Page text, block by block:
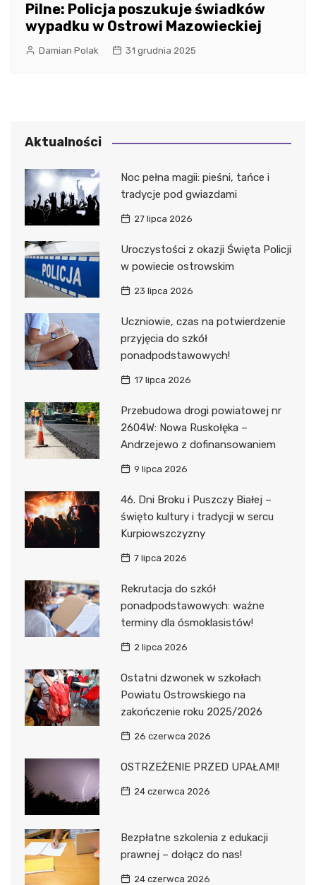
Pilne: Policja poszukuje świadków
wypadku w Ostrowi Mazowieckiej
Damian Polak 31 grudnia 2025
Aktualności
Noc pełna magii: pieśni, tańce i
tradycje pod gwiazdami
27 lipca 2026
Uroczystości z okazji Święta Policji
w powiecie ostrowskim
23 lipca 2026
Uczniowie, czas na potwierdzenie
przyjęcia do szkół
ponadpodstawowych!
17 lipca 2026
Przebudowa drogi powiatowej nr
2604W: Nowa Ruskołęka –
Andrzejewo z dofinansowaniem
9 lipca 2026
46. Dni Broku i Puszczy Białej –
święto kultury i tradycji w sercu
Kurpiowszczyzny
7 lipca 2026
Rekrutacja do szkół
ponadpodstawowych: ważne
terminy dla ósmoklasistów!
2 lipca 2026
Ostatni dzwonek w szkołach
Powiatu Ostrowskiego na
zakończenie roku 2025/2026
26 czerwca 2026
OSTRZEŻENIE PRZED UPAŁAMI!
24 czerwca 2026
Bezpłatne szkolenia z edukacji
prawnej – dołącz do nas!
24 czerwca 2026